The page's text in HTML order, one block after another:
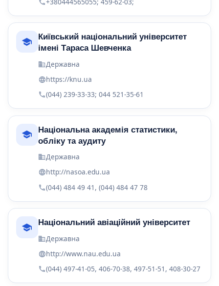
Київський національний університет
імені Тараса Шевченка
Державна
https://knu.ua
(044) 239-33-33; 044 521-35-61
Національна академія статистики,
обліку та аудиту
Державна
http://nasoa.edu.ua
(044) 484 49 41, (044) 484 47 78
Національний авіаційний університет
Державна
http://www.nau.edu.ua
(044) 497-41-05, 406-70-38, 497-51-51, 408-30-27